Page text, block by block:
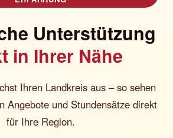
Unterstützung
in Ihrer Nähe
Ihren Landkreis aus – so sehen
Angebote und Stundensätze direkt
für Ihre Region.